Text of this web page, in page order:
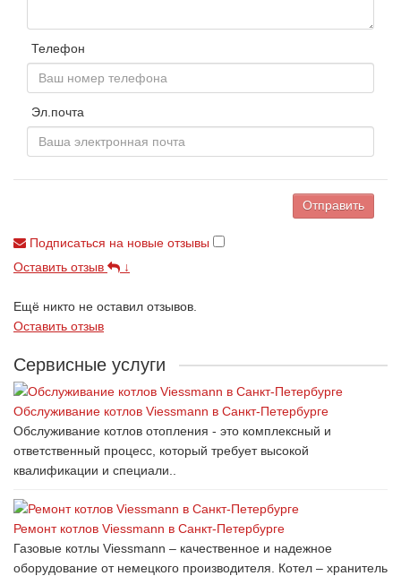
Телефон
Эл.почта
Отправить
Подписаться на новые отзывы
Оставить отзыв
↓
Ещё никто не оставил отзывов.
Оставить отзыв
Сервисные услуги
Обслуживание котлов Viessmann в Санкт-Петербурге
Обслуживание котлов отопления - это комплексный и
ответственный процесс, который требует высокой
квалификации и специали..
Ремонт котлов Viessmann в Санкт-Петербурге
Газовые котлы Viessmann – качественное и надежное
оборудование от немецкого производителя. Котел – хранитель